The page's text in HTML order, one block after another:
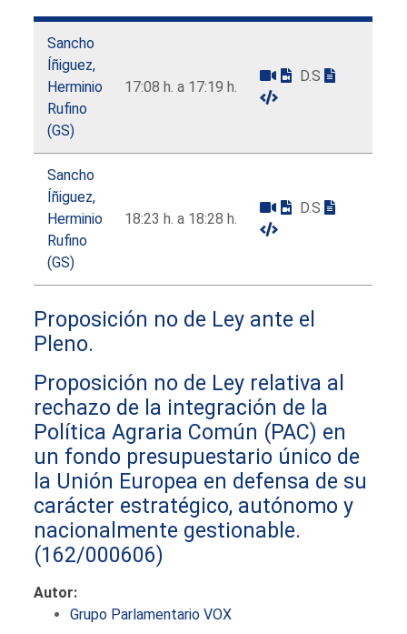
Sancho
Íñiguez,
Herminio
Rufino
(GS)
17:08 h. a 17:19 h.
D.S
Sancho
Íñiguez,
Herminio
Rufino
(GS)
18:23 h. a 18:28 h.
D.S
Proposición no de Ley ante el
Pleno.
Proposición no de Ley relativa al
rechazo de la integración de la
Política Agraria Común (PAC) en
un fondo presupuestario único de
la Unión Europea en defensa de su
carácter estratégico, autónomo y
nacionalmente gestionable.
(162/000606)
Autor:
Grupo Parlamentario VOX